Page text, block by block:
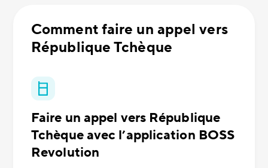
Comment faire un appel vers
République Tchèque
Faire un appel vers République
Tchèque avec l’application BOSS
Revolution